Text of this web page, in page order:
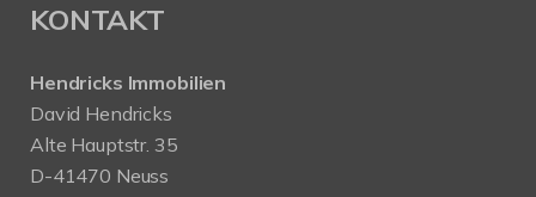
KONTAKT
Hendricks Immobilien
David Hendricks
Alte Hauptstr. 35
D-41470 Neuss